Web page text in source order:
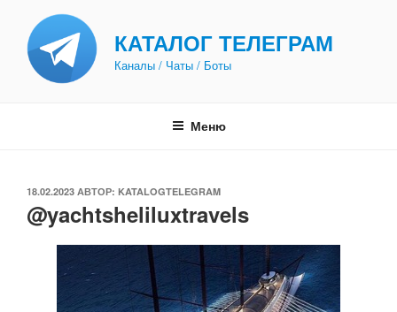
содержимому
КАТАЛОГ ТЕЛЕГРАМ
Каналы / Чаты / Боты
Меню
ОПУБЛИКОВАНО
18.02.2023 АВТОР: KATALOGTELEGRAM
@yachtsheliluxtravels